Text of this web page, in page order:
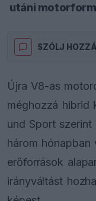
utáni
SZÓLJ
Újra V8-as
méghozzá hibrid
und Sport
három
erőforrások
irányváltást